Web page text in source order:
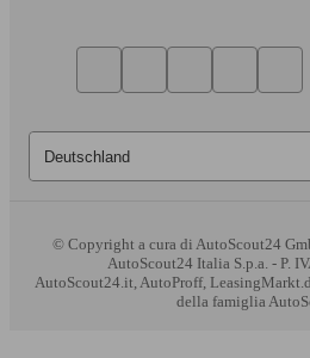
© Copyright a cura di AutoScout24
AutoScout24 Italia S.p.a. - P.
AutoScout24.it, AutoProff,
della famiglia